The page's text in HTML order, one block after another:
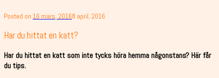
Posted on 16 mars, 20168 april, 2016
Har du hittat en katt?
Har du hittat en katt som inte tycks höra hemma någonstans? Här får
du tips.